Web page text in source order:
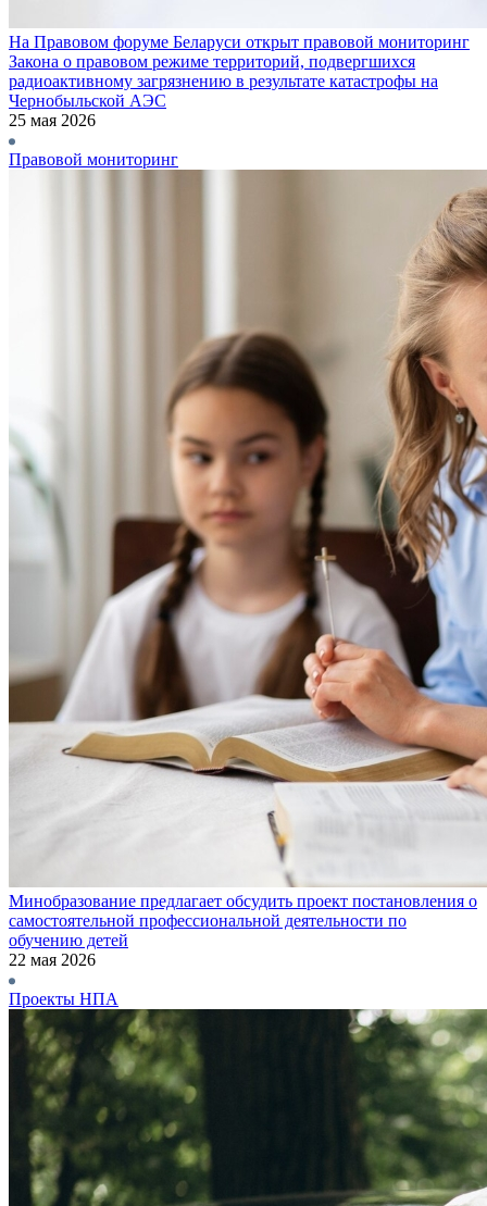
На Правовом форуме Беларуси открыт правовой мониторинг
Закона о правовом режиме территорий, подвергшихся
радиоактивному загрязнению в результате катастрофы на
Чернобыльской АЭС
25 мая 2026
Правовой мониторинг
Минобразование предлагает обсудить проект постановления о
самостоятельной профессиональной деятельности по
обучению детей
22 мая 2026
Проекты НПА